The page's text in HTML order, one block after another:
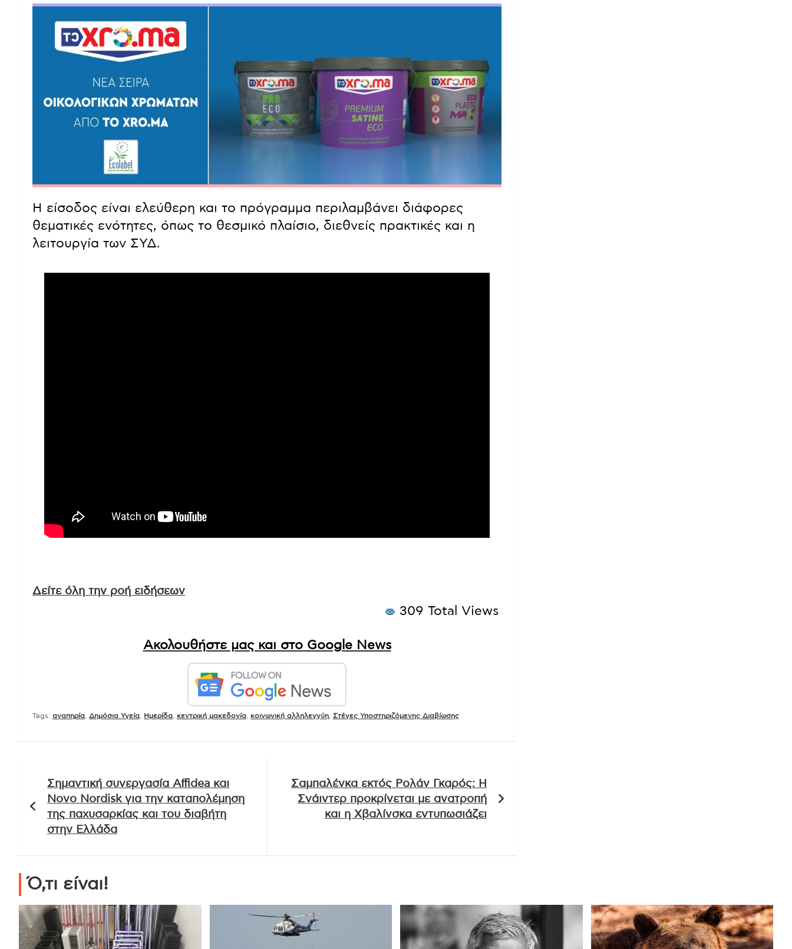
Η είσοδος είναι ελεύθερη και το πρόγραμμα περιλαμβάνει διάφορες
θεματικές ενότητες, όπως το θεσμικό πλαίσιο, διεθνείς πρακτικές και η
λειτουργία των ΣΥΔ.
Δείτε όλη την ροή ειδήσεων
309 Total Views
Ακολουθήστε μας και στο Google News
Tags: αναπηρία Δημόσια Υγεία Ημερίδα κεντρική μακεδονία κοινωνική αλληλεγγύη Στέγες Υποστηριζόμενης Διαβίωσης
άρθρων
Σημαντική συνεργασία Affidea και
Novo Nordisk για την καταπολέμηση
της παχυσαρκίας και του διαβήτη
στην Ελλάδα
Σαμπαλένκα εκτός Ρολάν Γκαρός: Η
Σνάιντερ προκρίνεται με ανατροπή
και η Χβαλίνσκα εντυπωσιάζει
Ό,τι είναι!